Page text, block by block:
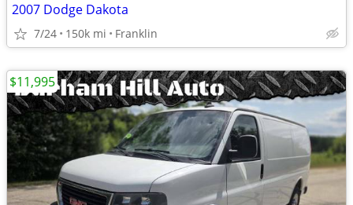
2007 Dodge Dakota
7/24 150k mi Franklin
$11,995